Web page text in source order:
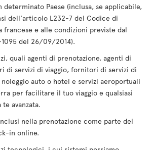
Paese (inclusa, se applicabile,
dell'articolo L232-7 del Codice di
francese e alle condizioni previste dal
del 26/09/2014).
quali agenti di prenotazione, agenti di
di servizi di viaggio, fornitori di servizi di
auto o hotel e servizi aeroportuali
per facilitare il tuo viaggio e qualsiasi
avanzata.
nella prenotazione come parte del
in online.